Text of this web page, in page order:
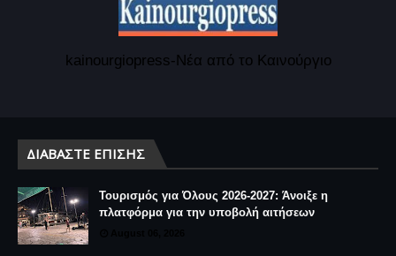
kainourgiopress-Νέα από το Καινούργιο
ΔΙΑΒΆΣΤΕ ΕΠΊΣΗΣ
Τουρισμός για Όλους 2026-2027: Άνοιξε η
πλατφόρμα για την υποβολή αιτήσεων